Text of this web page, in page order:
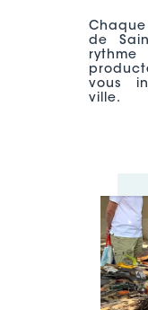
de
vous
ville.